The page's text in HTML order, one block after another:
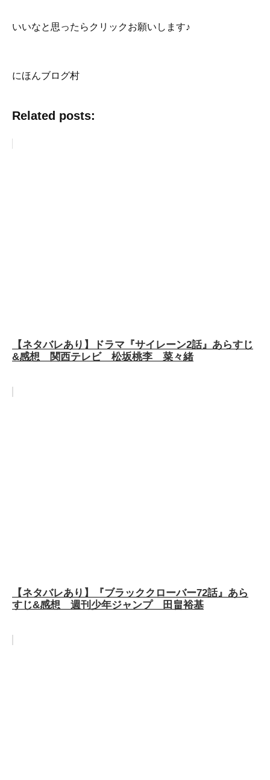
いいなと思ったらクリックお願いします♪
にほんブログ村
Related posts:
【ネタバレあり】ドラマ『サイレーン2話』あらすじ
&感想 関西テレビ 松坂桃李 菜々緒
【ネタバレあり】『ブラッククローバー72話』あら
すじ&感想 週刊少年ジャンプ 田畠裕基